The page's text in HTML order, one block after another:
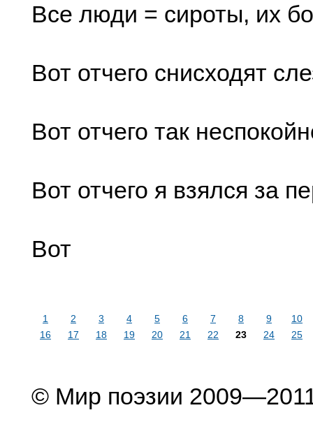
Все люди = сироты, их
Вот отчего снисходят
Вот отчего так
Вот отчего я взялся за
Вот
1 2 3 4 5 6 7 8 9
10
16
17 18 19 20 21 22 23 24 25
© Мир поэзии